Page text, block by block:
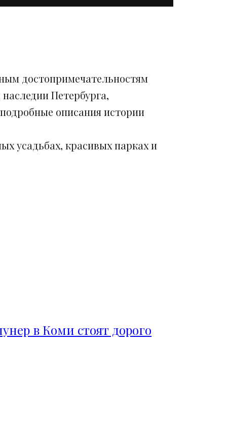
достопримечательностям
Петербурга,
описания истории
усадьбах, красивых парках и
в Коми стоят дорого